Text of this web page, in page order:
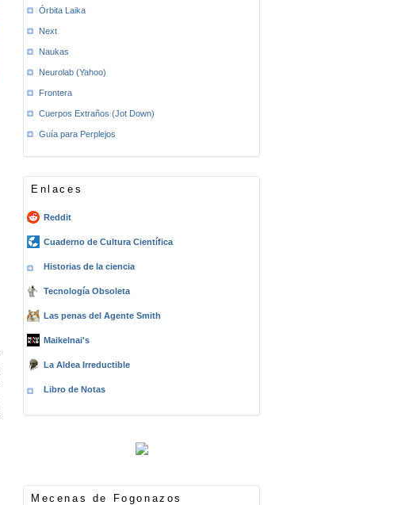
Órbita Laika
Next
Naukas
Neurolab (Yahoo)
Frontera
Cuerpos Extraños (Jot Down)
Guía para Perplejos
Enlaces
Reddit
Cuaderno de Cultura Científica
Historias de la ciencia
Tecnología Obsoleta
Las penas del Agente Smith
Maikelnai's
La Aldea Irreductible
Libro de Notas
Mecenas de Fogonazos